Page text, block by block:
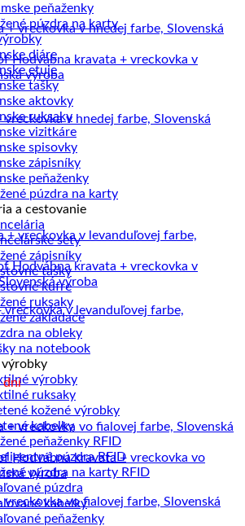
peňaženky
púzdra na karty
diáre
etuje
tašky
aktovky
ruksaky
vizitkáre
spisovky
zápisníky
peňaženky
púzdra na karty
a cestovanie
sety
zápisníky
tašky
kufre
ruksaky
zakladače
na obleky
na notebook
výrobky
ruksaky
kožené výrobky
kabelky
peňaženky RFID
púzdra RFID
púzdra na karty RFID
púzdra
kabelky
peňaženky
vreckovka v hnedej farbe, Slovenská
vreckovka v levanduľovej farbe,
dní
vreckovka vo fialovej farbe, Slovenská